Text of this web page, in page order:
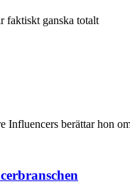
faktiskt ganska totalt
berättar hon